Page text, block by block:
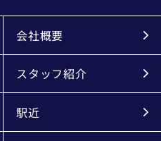
会社概要
スタッフ紹介
駅近